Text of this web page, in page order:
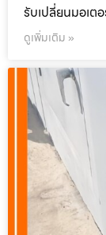
รับเปลี่ยนมอเต
ดูเพิ่มเติม »